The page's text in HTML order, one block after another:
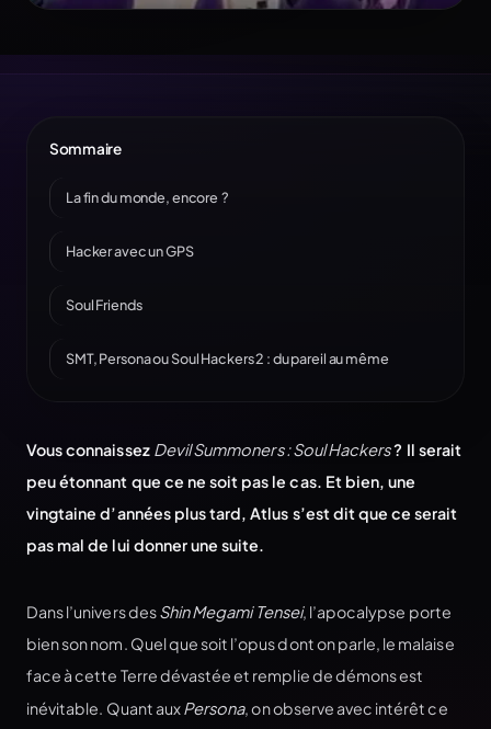
Sommaire
La fin du monde, encore ?
Hacker avec un GPS
Soul Friends
SMT, Persona ou Soul Hackers 2 : du pareil au même
Vous connaissez Devil Summoners : Soul Hackers? Il serait
peu étonnant que ce ne soit pas le cas. Et bien, une
vingtaine d’années plus tard, Atlus s’est dit que ce serait
pas mal de lui donner une suite.
Dans l’univers desShin Megami Tensei, l’apocalypse porte
bien son nom. Quel que soit l’opus dont on parle, le malaise
face à cette Terre dévastée et remplie de démons est
inévitable. Quant auxPersona, on observe avec intérêt ce